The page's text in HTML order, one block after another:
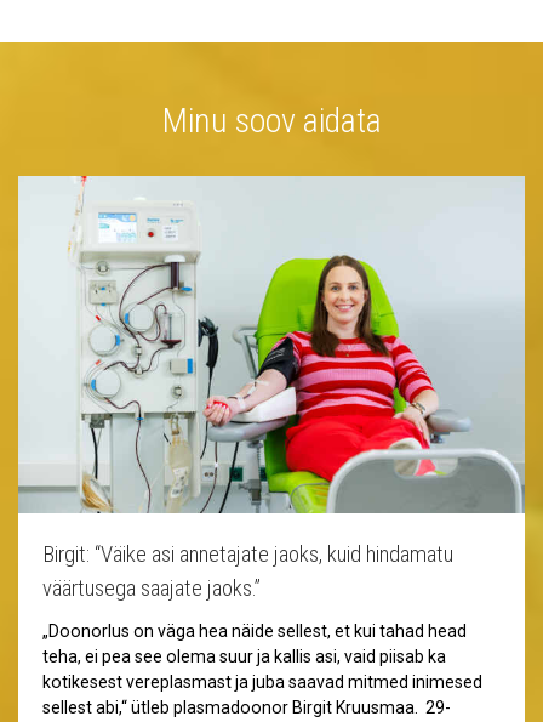
Minu soov aidata
Birgit: “Väike asi annetajate jaoks, kuid hindamatu
väärtusega saajate jaoks.”
„Doonorlus on väga hea näide sellest, et kui tahad head
teha, ei pea see olema suur ja kallis asi, vaid piisab ka
kotikesest vereplasmast ja juba saavad mitmed inimesed
sellest abi,“ ütleb plasmadoonor Birgit Kruusmaa. 29-